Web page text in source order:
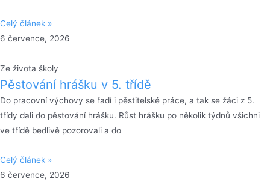
Celý článek »
6 července, 2026
Ze života školy
Pěstování hrášku v 5. třídě
Do pracovní výchovy se řadí i pěstitelské práce, a tak se žáci z 5.
třídy dali do pěstování hrášku. Růst hrášku po několik týdnů všichni
ve třídě bedlivě pozorovali a do
Celý článek »
6 července, 2026